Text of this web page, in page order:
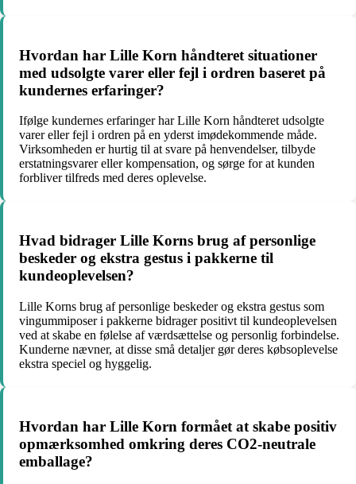
Hvordan har Lille Korn håndteret situationer
med udsolgte varer eller fejl i ordren baseret på
kundernes erfaringer?
Ifølge kundernes erfaringer har Lille Korn håndteret udsolgte
varer eller fejl i ordren på en yderst imødekommende måde.
Virksomheden er hurtig til at svare på henvendelser, tilbyde
erstatningsvarer eller kompensation, og sørge for at kunden
forbliver tilfreds med deres oplevelse.
Hvad bidrager Lille Korns brug af personlige
beskeder og ekstra gestus i pakkerne til
kundeoplevelsen?
Lille Korns brug af personlige beskeder og ekstra gestus som
vingummiposer i pakkerne bidrager positivt til kundeoplevelsen
ved at skabe en følelse af værdsættelse og personlig forbindelse.
Kunderne nævner, at disse små detaljer gør deres købsoplevelse
ekstra speciel og hyggelig.
Hvordan har Lille Korn formået at skabe positiv
opmærksomhed omkring deres CO2-neutrale
emballage?